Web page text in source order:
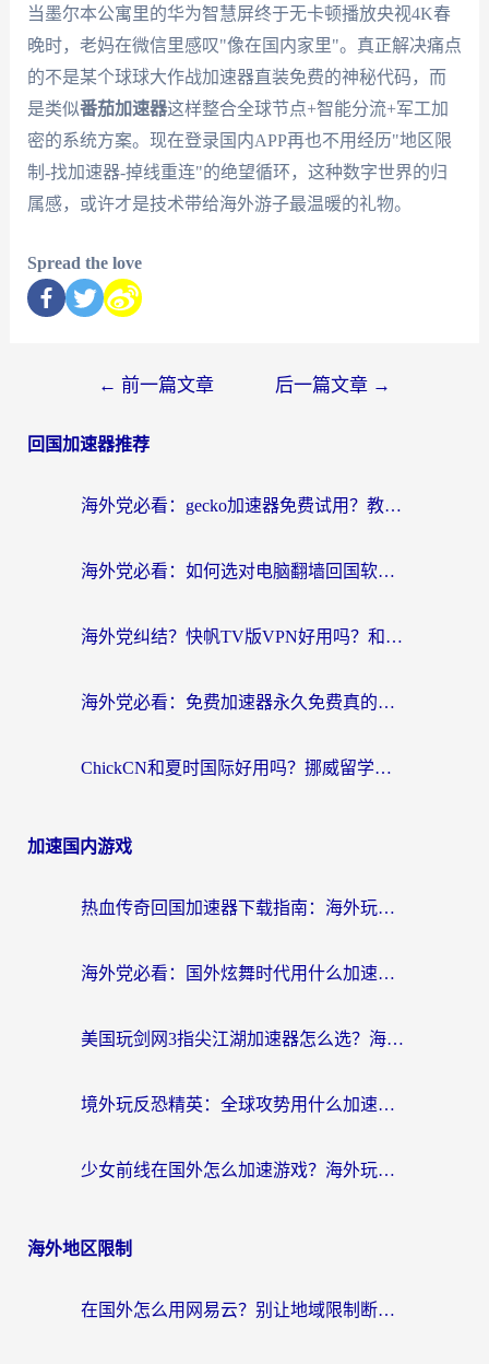
当墨尔本公寓里的华为智慧屏终于无卡顿播放央视4K春
晚时，老妈在微信里感叹"像在国内家里"。真正解决痛点
的不是某个球球大作战加速器直装免费的神秘代码，而
是类似番茄加速器这样整合全球节点+智能分流+军工加
密的系统方案。现在登录国内APP再也不用经历"地区限
制-找加速器-掉线重连"的绝望循环，这种数字世界的归
属感，或许才是技术带给海外游子最温暖的礼物。
Spread the love
← 前一篇文章 后一篇文章 →
回国加速器推荐
海外党必看：gecko加速器免费试用？教你选对回国加速器，无缝刷国内剧玩游戏
海外党必看：如何选对电脑翻墙回国软件，轻松解锁国内资源？
海外党纠结？快帆TV版VPN好用吗？和扇贝手游VPN对比哪个回国效果更好？
海外党必看：免费加速器永久免费真的存在吗？教你选对回国加速器无缝刷国内资源
ChickCN和夏时国际好用吗？挪威留学生亲测3款回国加速器，附穿梭和加速喵对比指南
加速国内游戏
热血传奇回国加速器下载指南：海外玩家如何流畅砍怪不卡顿？
海外党必看：国外炫舞时代用什么加速器比较好？解决延迟卡顿的终极方案
美国玩剑网3指尖江湖加速器怎么选？海外党亲测避坑指南
境外玩反恐精英：全球攻势用什么加速器？2026海外玩家亲测实用指南
少女前线在国外怎么加速游戏？海外玩家必看的国服游戏畅玩指南
海外地区限制
在国外怎么用网易云？别让地域限制断了你的中文歌单——附听书社交定位解决方案